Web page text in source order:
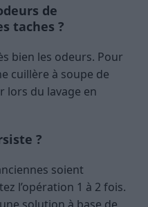
de
taches ?
bien les odeurs. Pour
cuillère à soupe de
lors du lavage en
?
soient
l’opération 1 à 2 fois.